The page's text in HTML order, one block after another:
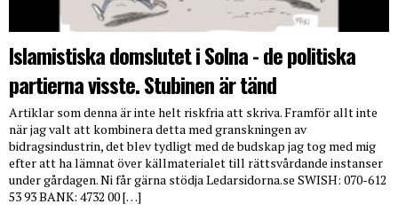
Islamistiska domslutet i Solna - de politiska
partierna visste. Stubinen är tänd
Artiklar som denna är inte helt riskfria att skriva. Framför allt inte
när jag valt att kombinera detta med granskningen av
bidragsindustrin, det blev tydligt med de budskap jag tog med mig
efter att ha lämnat över källmaterialet till rättsvårdande instanser
under gårdagen. Ni får gärna stödja Ledarsidorna.se SWISH: 070-612
53 93 BANK: 4732 00 […]